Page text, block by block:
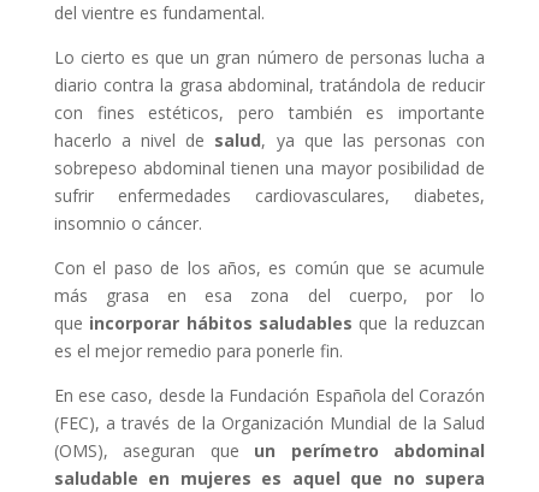
del vientre es fundamental.
Lo cierto es que un gran número de personas lucha a
diario contra la grasa abdominal, tratándola de reducir
con fines estéticos, pero también es importante
hacerlo a nivel de salud, ya que las personas con
sobrepeso abdominal tienen una mayor posibilidad de
sufrir enfermedades cardiovasculares, diabetes,
insomnio o cáncer.
Con el paso de los años, es común que se acumule
más grasa en esa zona del cuerpo, por lo
que incorporar hábitos saludables que la reduzcan
es el mejor remedio para ponerle fin.
En ese caso, desde la Fundación Española del Corazón
(FEC), a través de la Organización Mundial de la Salud
(OMS), aseguran que un perímetro abdominal
saludable en mujeres es aquel que no supera